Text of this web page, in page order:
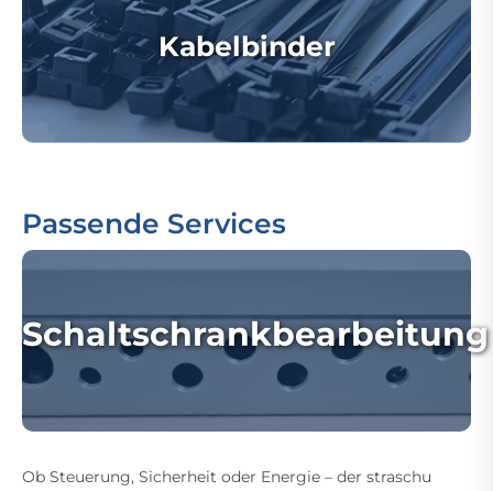
Kabelbinder
Passende Services
Schaltschrankbearbeitung
Ob Steuerung, Sicherheit oder Energie – der straschu